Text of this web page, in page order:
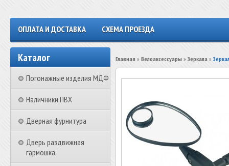
ОПЛАТА И ДОСТАВКА СХЕМА ПРОЕЗДА
Каталог
Погонажные изделия МДФ
Наличники ПВХ
Дверная фурнитура
Дверь раздвижная
гармошка
Главная » Велоаксессуары »Зеркала »